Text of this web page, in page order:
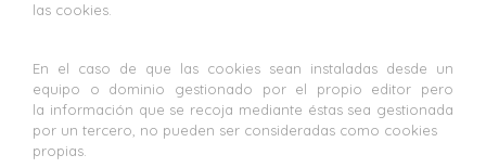
las cookies.
En el caso de que las cookies sean instaladas desde un
equipo o dominio gestionado por el propio editor pero
la información que se recoja mediante éstas sea gestionada
por un tercero, no pueden ser consideradas como cookies
propias.